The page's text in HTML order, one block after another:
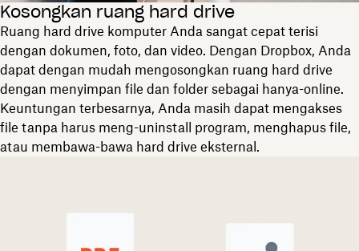
Kosongkan ruang hard drive
Ruang hard drive komputer Anda sangat cepat terisi
dengan dokumen, foto, dan video. Dengan Dropbox, Anda
dapat dengan mudah mengosongkan ruang hard drive
dengan menyimpan file dan folder sebagai hanya-online.
Keuntungan terbesarnya, Anda masih dapat mengakses
file tanpa harus meng-uninstall program, menghapus file,
atau membawa-bawa hard drive eksternal.